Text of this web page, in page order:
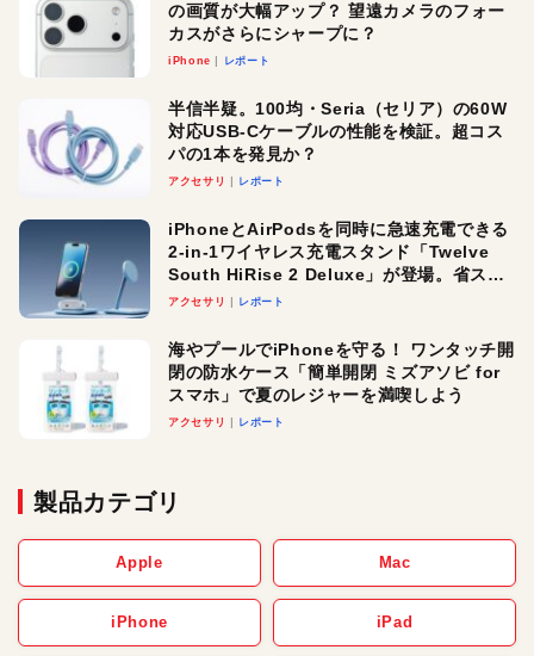
の画質が大幅アップ？ 望遠カメラのフォー
カスがさらにシャープに？
iPhone レポート
半信半疑。100均・Seria（セリア）の60W
対応USB-Cケーブルの性能を検証。超コス
パの1本を発見か？
アクセサリ レポート
iPhoneとAirPodsを同時に急速充電できる
2-in-1ワイヤレス充電スタンド「Twelve
South HiRise 2 Deluxe」が登場。省スペ
ースでおしゃれに充電したい人にオスス
アクセサリ レポート
海やプールでiPhoneを守る！ ワンタッチ開
閉の防水ケース「簡単開閉 ミズアソビ for
スマホ」で夏のレジャーを満喫しよう
アクセサリ レポート
製品カテゴリ
Apple Mac
iPhone iPad